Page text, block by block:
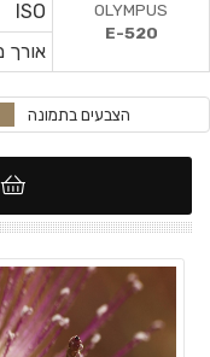
ISO
אורך
OLYMPUS
E-520
הצבעים בתמונה